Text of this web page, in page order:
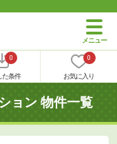
0
た条件
0
お気に入り
ョン 物件一覧